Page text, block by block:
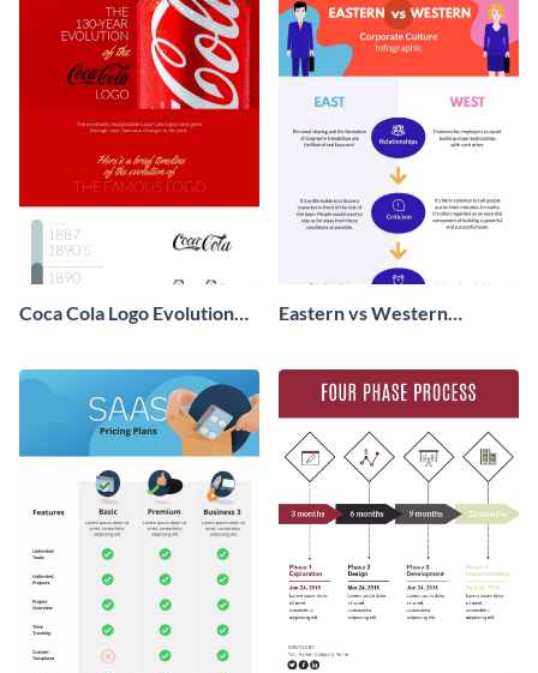
Coca Cola Logo Evolution
Eastern vs Western
Infographic